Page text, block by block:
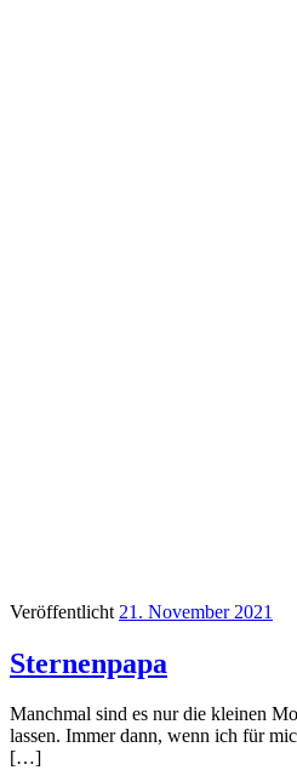
Veröffentlicht 21. November 2021
Sternenpapa
Manchmal sind es nur die kleinen
lassen. Immer dann, wenn ich für
[…]